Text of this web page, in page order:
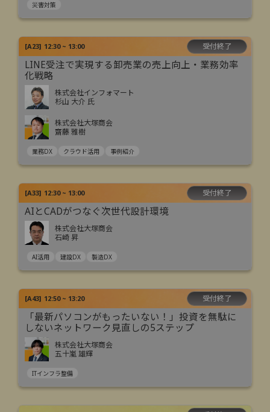
災害対策
[A23] 12:30 ~ 13:00 受付終了
LINE受注で実現する卸売業の売上向上・業務効率
化戦略
株式会社インフォマート
杉山 大介 氏
株式会社大塚商会
齋藤 雅樹
業務DX クラウド活用 事例紹介
[A33] 12:30 ~ 13:00 受付終了
AIとCADがつなぐ次世代設計環境
株式会社大塚商会
石崎 昇
AI活用 建設DX 製造DX
[A43] 12:50 ~ 13:20 受付終了
「最新パソコンがもったいない！」投資を無駄に
しないネットワーク見直しの5ステップ
株式会社大塚商会
五十嵐 雄輝
ITインフラ整備